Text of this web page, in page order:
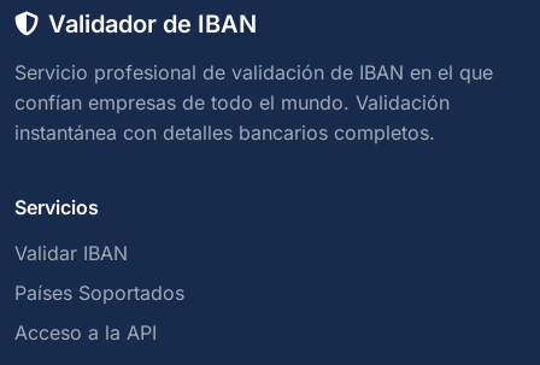
Validador de IBAN
Servicio profesional de validación de IBAN en el que
confían empresas de todo el mundo. Validación
instantánea con detalles bancarios completos.
Servicios
Validar IBAN
Países Soportados
Acceso a la API